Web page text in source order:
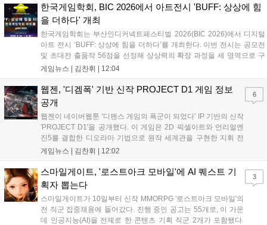
앞으로도 게임 안팎에서 ‘함께’의 가치를 실현하는 사회적 공헌 활동을
지속하겠다는 뜻을 밝혔다....
한국게임학회, BIC 2026에서 아트전시 'BUFF: 상상에 힘
을 더하다' 개최
한국게임학회는 부산인디커넥트페스티벌 2026(BIC 2026)에서 디지털
아트 전시 ‘BUFF: 상상에 힘을 더하다’를 개최한다. 이번 전시는 공모전
및 초대전 출품작 56점을 선정해 상상력의 확장 과정을 세 영역으로 구
성해 선보인다. 게임과 예술의 경계를 허물고 창작자의 상상력에 힘을
적 관점에서 조명하는 뜻깊은 기회가 될 것으로 기대된다....
게임뉴스 | 김찬휘 | 12:04
웹젠, '디겜폭' 기반 신작 PROJECT D1 게임 정보
공개
웹젠이 네이버웹툰 '디펜스 게임의 폭군이 되었다' IP 기반의 신작
'PROJECT D1'을 공개했다. 이 게임은 2D 픽셀아트와 언리얼엔
진5를 결합한 디오라마 기법으로 원작 세계관을 구현한 지휘 전
략 RPG다. 탐사와 방어전, 영지 경영 등 핵심 콘텐츠를 담았으며
준비를 시작할 예정이다. 원작의 요새도시 크로스로드 등 주요 연
출도 함께 선보여 기대감을 높였다....
게임뉴스 | 김찬휘 | 12:02
6
스마일게이트, '로스트아크 모바일'에 AI 퀘스트 기
획자 뽑는다
스마일게이트가 10일부터 신작 MMORPG '로스트아크 모바일'의
전 직군 집중채용에 들어갔다. 진행 중인 공고는 55개로, 이 가운
데 인공지능(AI)을 전제로 한 콘텐츠 기획 직군 2개가 포함됐다.
3